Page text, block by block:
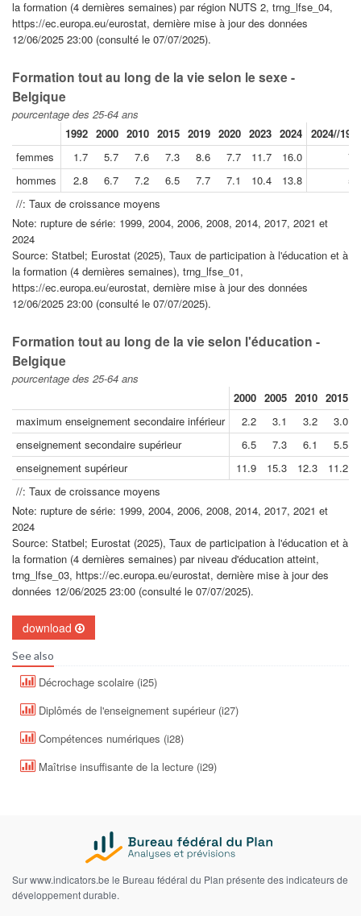
la formation (4 dernières semaines) par région NUTS 2, trng_lfse_04,
https://ec.europa.eu/eurostat, dernière mise à jour des données
12/06/2025 23:00 (consulté le 07/07/2025).
Formation tout au long de la vie selon le sexe -
Belgique
pourcentage des 25-64 ans
1992 2000 2010 2015 2019 2020 2023 2024 2024//
femmes
1.7 5.7 7.6 7.3 8.6 7.7 11.7 16.0
hommes
2.8 6.7 7.2 6.5 7.7 7.1 10.4 13.8
//: Taux de croissance moyens
Note: rupture de série: 1999, 2004, 2006, 2008, 2014, 2017, 2021 et
2024
Source: Statbel; Eurostat (2025), Taux de participation à l'éducation et à
la formation (4 dernières semaines), trng_lfse_01,
https://ec.europa.eu/eurostat, dernière mise à jour des données
12/06/2025 23:00 (consulté le 07/07/2025).
Formation tout au long de la vie selon l'éducation -
Belgique
pourcentage des 25-64 ans
2000 2005 2010 2015
maximum enseignement secondaire inférieur
2.2 3.1 3.2
3.0
enseignement secondaire supérieur
6.5 7.3 6.1
5.5
enseignement supérieur
11.9 15.3 12.3 11.2
//: Taux de croissance moyens
Note: rupture de série: 1999, 2004, 2006, 2008, 2014, 2017, 2021 et
2024
Source: Statbel; Eurostat (2025), Taux de participation à l'éducation et à
la formation (4 dernières semaines) par niveau d'éducation atteint,
trng_lfse_03, https://ec.europa.eu/eurostat, dernière mise à jour des
données 12/06/2025 23:00 (consulté le 07/07/2025).
download
See also
Décrochage scolaire (i25)
Diplômés de l'enseignement supérieur (i27)
Compétences numériques (i28)
Maîtrise insuffisante de la lecture (i29)
Sur www.indicators.be le Bureau fédéral du Plan présente des indicateurs de
développement durable.